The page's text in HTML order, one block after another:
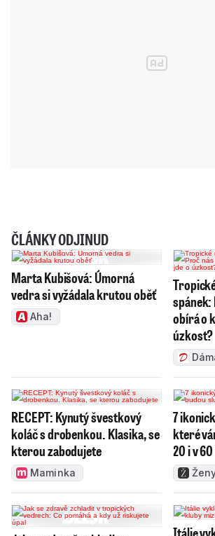
ČLÁNKY ODJINUD
Marta Kubišová: Úmorná
vedra si vyžádala krutou oběť
Aha!
obírá o
úzkost?
RECEPT: Kynutý švestkový
koláč s drobenkou. Klasika, se
kterou zabodujete
Maminka
7
které
20 i v
Itálie